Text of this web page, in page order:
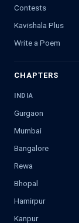
Contests
Kavishala Plus
Write a Poem
CHAPTERS
INDIA
Gurgaon
Mumbai
Bangalore
Rewa
Bhopal
Hamirpur
Kanpur